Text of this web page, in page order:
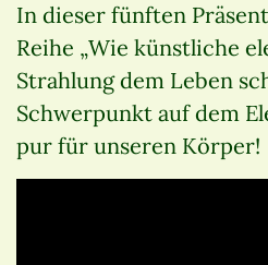
In dieser fünften
Reihe „Wie künstliche
Strahlung dem Leben
Schwerpunkt auf dem
pur für unseren Körper!